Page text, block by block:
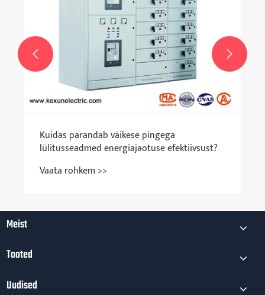
Kuidas parandab väikese pingega
lülitusseadmed energiajaotuse efektiivsust?
Vaata rohkem >>
 
Meist
Tooted
Uudised